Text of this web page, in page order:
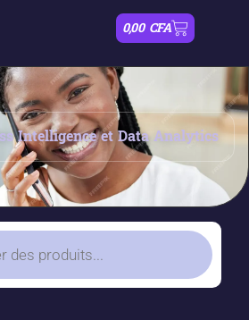
0,00 CFA
Intelligence et Data Analytics